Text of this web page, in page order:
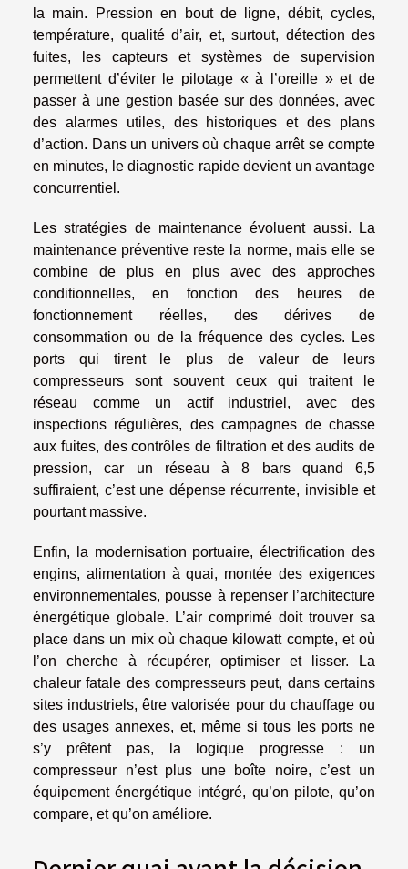
la main. Pression en bout de ligne, débit, cycles,
température, qualité d’air, et, surtout, détection des
fuites, les capteurs et systèmes de supervision
permettent d’éviter le pilotage « à l’oreille » et de
passer à une gestion basée sur des données, avec
des alarmes utiles, des historiques et des plans
d’action. Dans un univers où chaque arrêt se compte
en minutes, le diagnostic rapide devient un avantage
concurrentiel.
Les stratégies de maintenance évoluent aussi. La
maintenance préventive reste la norme, mais elle se
combine de plus en plus avec des approches
conditionnelles, en fonction des heures de
fonctionnement réelles, des dérives de
consommation ou de la fréquence des cycles. Les
ports qui tirent le plus de valeur de leurs
compresseurs sont souvent ceux qui traitent le
réseau comme un actif industriel, avec des
inspections régulières, des campagnes de chasse
aux fuites, des contrôles de filtration et des audits de
pression, car un réseau à 8 bars quand 6,5
suffiraient, c’est une dépense récurrente, invisible et
pourtant massive.
Enfin, la modernisation portuaire, électrification des
engins, alimentation à quai, montée des exigences
environnementales, pousse à repenser l’architecture
énergétique globale. L’air comprimé doit trouver sa
place dans un mix où chaque kilowatt compte, et où
l’on cherche à récupérer, optimiser et lisser. La
chaleur fatale des compresseurs peut, dans certains
sites industriels, être valorisée pour du chauffage ou
des usages annexes, et, même si tous les ports ne
s’y prêtent pas, la logique progresse : un
compresseur n’est plus une boîte noire, c’est un
équipement énergétique intégré, qu’on pilote, qu’on
compare, et qu’on améliore.